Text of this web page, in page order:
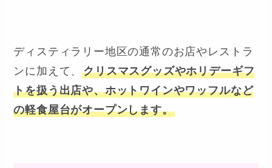
ディスティラリー地区の通常のお店やレストラ
ンに加えて、クリスマスグッズやホリデーギフ
トを扱う出店や、ホットワインやワッフルなど
の軽食屋台がオープンします。